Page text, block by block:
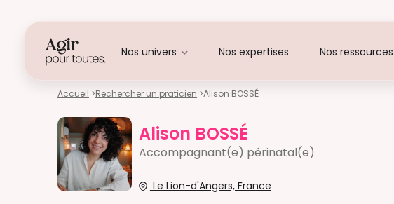
Nos univers Nos expertises Nos ressources
Accueil >Rechercher un praticien >Alison BOSSÉ
Alison BOSSÉ
Accompagnant(e) périnatal(e)
Le Lion-d'Angers, France